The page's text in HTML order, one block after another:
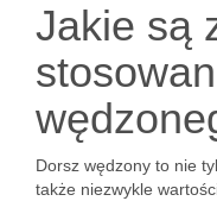
Jakie są
Dorsz wędzony to nie
także niezwykle